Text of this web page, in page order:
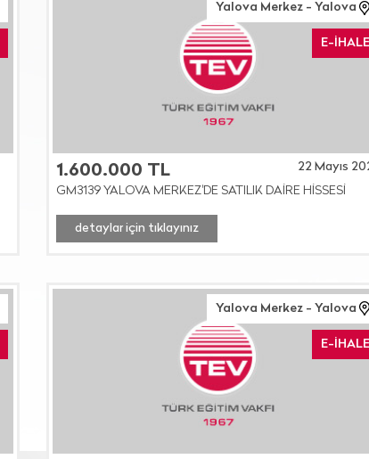
Yalova Merkez - Yalova
E-İHALE
1.600.000 TL
22 Mayıs
GM3139 YALOVA MERKEZ'DE SATILIK DAİRE HİSSESİ
detaylar için tıklayınız
Yalova Merkez - Yalova
E-İHALE